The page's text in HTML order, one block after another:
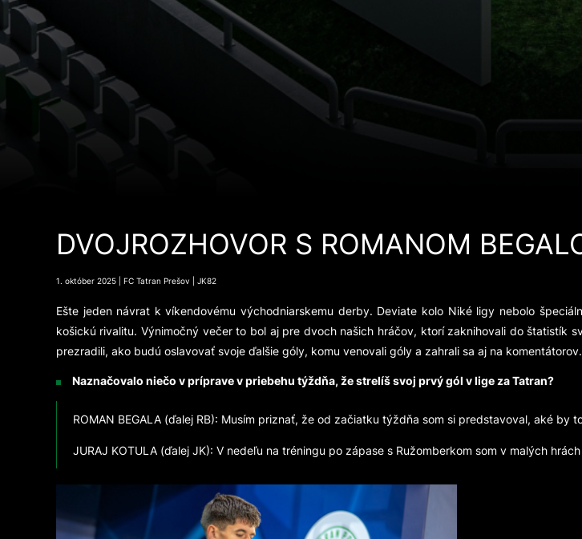
DVOJROZHOVOR S ROMANOM
1. október 2025 | FC Tatran Prešov | JK82
Ešte jeden návrat k víkendovému východniarskemu derby. Deviate kolo Niké ligy nebolo
košickú rivalitu. Výnimočný večer to bol aj pre dvoch našich hráčov, ktorí zaknihovali do štatistík
prezradili, ako budú oslavovať svoje ďalšie góly, komu venovali góly a zahrali sa aj na
Naznačovalo niečo v príprave v priebehu týždňa, že strelíš svoj prvý gól v lige za Tatran?
ROMAN BEGALA (ďalej RB): Musím priznať, že od začiatku týždňa som si predstavoval, aké
JURAJ KOTULA (ďalej JK): V nedeľu na tréningu po zápase s Ružomberkom som v malých